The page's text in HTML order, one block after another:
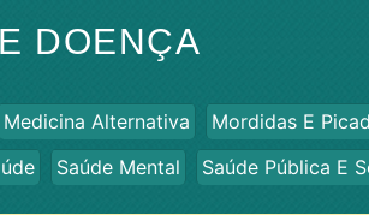
DOENÇA
Medicina Alternativa Mordidas E
Saúde Mental Saúde Pública E